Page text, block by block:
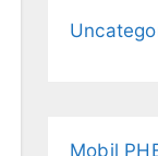
Mobil